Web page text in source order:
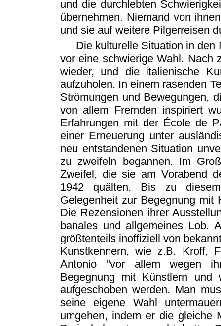
und die durchlebten
übernehmen. Niemand von
und sie auf weitere Pilgerreisen
Die kulturelle Situation in den
vor eine schwierige Wahl. Nach
wieder, und die italienische
aufzuholen. In einem rasenden
Strömungen und Bewegungen,
von allem Fremden inspiriert
Erfahrungen mit der École de
einer Erneuerung unter
neu entstandenen Situation
zu zweifeln begannen. Im
Zweifel, die sie am Vorabend
1942 quälten. Bis zu
Gelegenheit zur Begegnung mit
Die Rezensionen ihrer
banales und allgemeines Lob.
größtenteils inoffiziell von
Kunstkennern, wie z.B. Kroff,
Antonio "vor allem wegen
Begegnung mit Künstlern
aufgeschoben werden. Man
seine eigene Wahl
umgehen, indem er die gleiche